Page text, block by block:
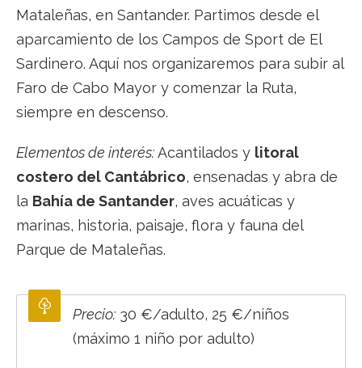
Mataleñas, en Santander. Partimos desde el
aparcamiento de los Campos de Sport de El
Sardinero. Aquí nos organizaremos para subir al
Faro de Cabo Mayor y comenzar la Ruta,
siempre en descenso.
Elementos de interés:Acantilados y litoral
costero del Cantábrico, ensenadas y abra de
la Bahía de Santander, aves acuáticas y
marinas, historia, paisaje, flora y fauna del
Parque de Mataleñas.
Precio: 30 €/adulto, 25 €/niños
(máximo 1 niño por adulto)